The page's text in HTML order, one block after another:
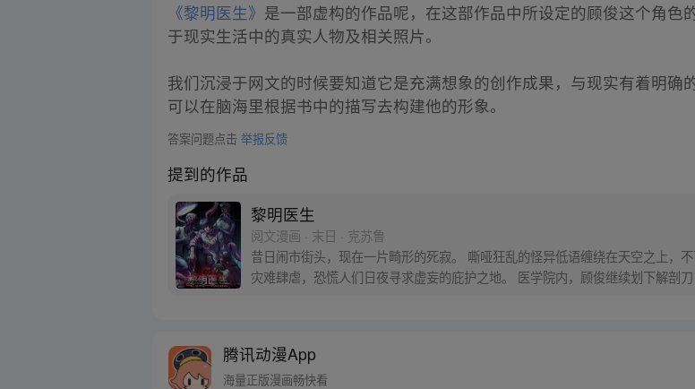
《黎明医生》 是一部虚构的作品呢，在这部作品中所设定的顾俊这个角色
于现实生活中的真实人物及相关照片。
我们沉浸于网文的时候要知道它是充满想象的创作成果，与现实有着明
可以在脑海里根据书中的描写去构建他的形象。
答案问题点击举报反馈
提到的作品
黎明医生
阅文漫画 · 末日 · 克苏鲁
昔日闹市街头，现在一片畸形的死寂。 嘶哑狂乱的怪异低语缠绕在天空之上，
灾难肆虐，恐慌人们日夜寻求虚妄的庇护之地。 医学院内，顾俊继续划下解剖
腾讯动漫App
海量正版漫画畅快看